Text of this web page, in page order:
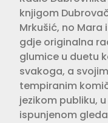
knjigom
Mrkušić, no
gdje originalna
glumice u duetu
svakoga, a
tempiranim
jezikom publiku,
ispunjenom